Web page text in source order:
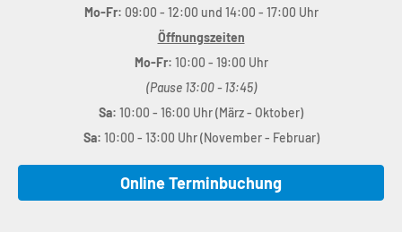
Mo-Fr: 09:00 - 12:00 und 14:00 - 17:00 Uhr
Öffnungszeiten
Mo-Fr: 10:00 - 19:00 Uhr
(Pause 13:00 - 13:45)
Sa: 10:00 - 16:00 Uhr (März - Oktober)
Sa: 10:00 - 13:00 Uhr (November - Februar)
Online Terminbuchung